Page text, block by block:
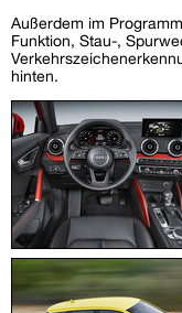
Außerdem im
Funktion, Stau-,
hinten.